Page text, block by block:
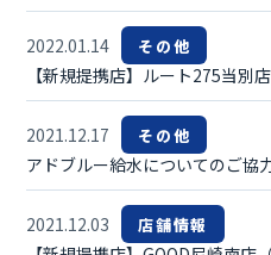
2022.01.14 その他
【新規提携店】ルート275当別
2021.12.17 その他
アドブルー給水についてのご協
2021.12.03 店舗情報